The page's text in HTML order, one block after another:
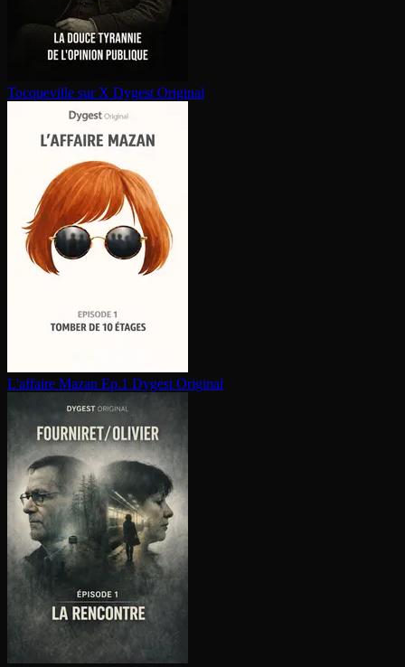
Tocqueville sur X Dygest Original
L'affaire Mazan Ep.1 Dygest Original